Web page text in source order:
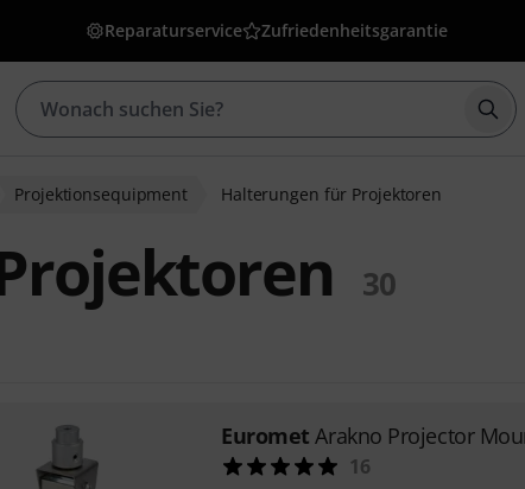
Reparaturservice Zufriedenheitsgarantie
Projektionsequipment Halterungen für Projektoren
30
Euromet Arakno Projector
16